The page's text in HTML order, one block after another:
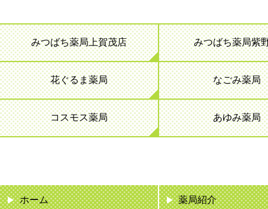
みつばち薬局上賀茂店 みつばち薬局紫
花ぐるま薬局 なごみ薬局
コスモス薬局 あゆみ薬局
ホーム 薬局紹介